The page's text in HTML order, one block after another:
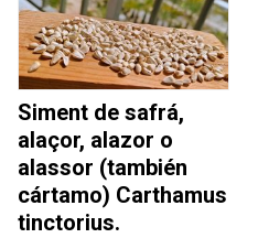
Siment de safrá,
alaçor, alazor o
alassor (también
cártamo) Carthamus
tinctorius.